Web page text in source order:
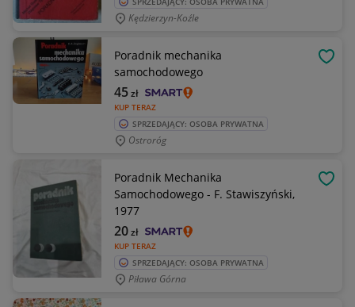
Kędzierzyn-Koźle
Poradnik mechanika
samochodowego
KUP TERAZ
45zł
SPRZEDAJĄCY: OSOBA PRYWATNA
Ostroróg
Poradnik Mechanika
Samochodowego - F. Stawiszyński,
1977
KUP TERAZ
20zł
SPRZEDAJĄCY: OSOBA PRYWATNA
Piława Górna